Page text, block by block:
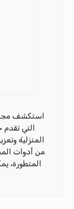
استكشف
التي تقدم
المنزلية
من أدوات
المتطورة،